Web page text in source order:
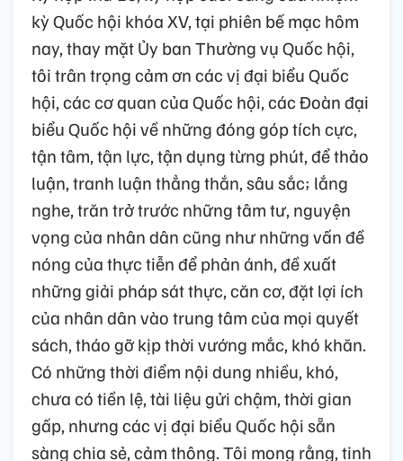
kỳ Quốc hội khóa XV, tại phiên bế mạc hôm
nay, thay mặt Ủy ban Thường vụ Quốc hội,
tôi trân trọng cảm ơn các vị đại biểu Quốc
hội, các cơ quan của Quốc hội, các Đoàn đại
biểu Quốc hội về những đóng góp tích cực,
tận tâm, tận lực, tận dụng từng phút, để thảo
luận, tranh luận thẳng thắn, sâu sắc; lắng
nghe, trăn trở trước những tâm tư, nguyện
vọng của nhân dân cũng như những vấn đề
nóng của thực tiễn để phản ánh, đề xuất
những giải pháp sát thực, căn cơ, đặt lợi ích
của nhân dân vào trung tâm của mọi quyết
sách, tháo gỡ kịp thời vướng mắc, khó khăn.
Có những thời điểm nội dung nhiều, khó,
chưa có tiền lệ, tài liệu gửi chậm, thời gian
gấp, nhưng các vị đại biểu Quốc hội sẵn
sàng chia sẻ, cảm thông. Tôi mong rằng, tinh